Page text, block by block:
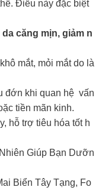
Điều này đặc biệt
căng mịn, giảm n
mắt, mỏi mắt do là
đớn khi quan hệ vấn
tiền mãn kinh.
hỗ trợ tiêu hóa tốt h
Giúp Bạn Dưỡn
Biển Tây Tạng, Fo